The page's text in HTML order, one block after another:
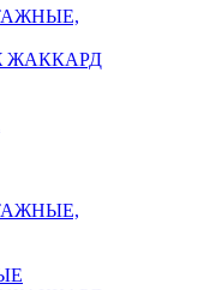
ЖАККАРД